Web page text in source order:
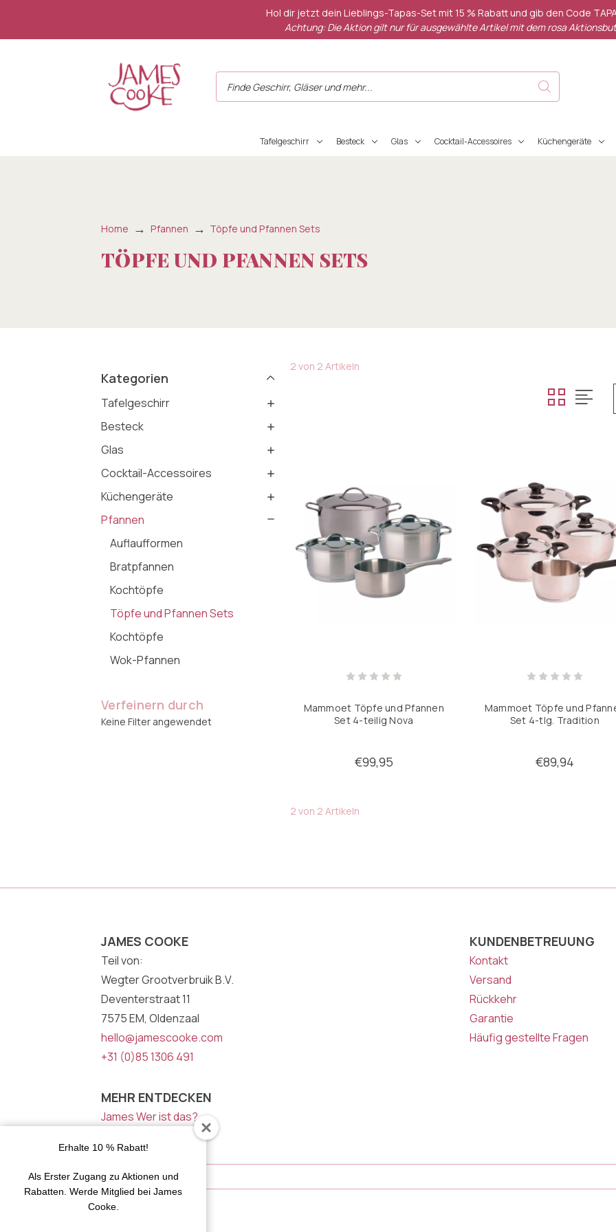
Hol dir jetzt dein Lieblings-Tapas-Set mit 15 % Rabatt und gib den Code
Achtung: Die Aktion gilt nur für ausgewählte Artikel mit dem rosa
Tafelgeschirr Besteck Glas Cocktail-Accessoires Küchengeräte
Home Pfannen Töpfe und Pfannen Sets
TÖPFE UND PFANNEN SETS
Kategorien
Tafelgeschirr
Besteck
Glas
Cocktail-Accessoires
Küchengeräte
Pfannen
Auflaufformen
Bratpfannen
Kochtöpfe
Töpfe und Pfannen Sets
Kochtöpfe
Wok-Pfannen
Verfeinern durch
Keine Filter angewendet
2 von 2 Artikeln
Mammoet Töpfe und Pfannen
Set 4-teilig Nova
€99,95
Mammoet Töpfe und
Set 4-tlg. Tradition
€89,94
2 von 2 Artikeln
JAMES COOKE
Teil von:
Wegter Grootverbruik B.V.
Deventerstraat 11
7575 EM, Oldenzaal
hello@jamescooke.com
+31 (0)85 1306 491
KUNDENBETREUUNG
Kontakt
Versand
Rückkehr
Garantie
Häufig gestellte Fragen
MEHR ENTDECKEN
James Wer ist das?
Inspiration von James
NEWSLETTER
Mail
Adresse
Erhalte 10 % Rabatt!
Als Erster Zugang zu Aktionen und
Rabatten. Werde Mitglied bei James
Cooke.